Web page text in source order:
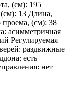
(см): 195
13 Длина,
(см): 38
асимметричная
Регулируемая
раздвижные
есть
нет